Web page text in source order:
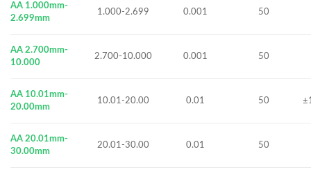
AA 1.000mm-
2.699mm
1.000-2.699 0.001 50
AA 2.700mm-
10.000
2.700-10.000 0.001 50
AA 10.01mm-
20.00mm
10.01-20.00 0.01 50
AA 20.01mm-
30.00mm
20.01-30.00 0.01 50